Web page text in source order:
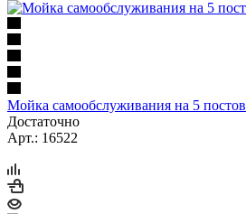
Мойка самообслуживания на 5 постов
Достаточно
Арт.: 16522